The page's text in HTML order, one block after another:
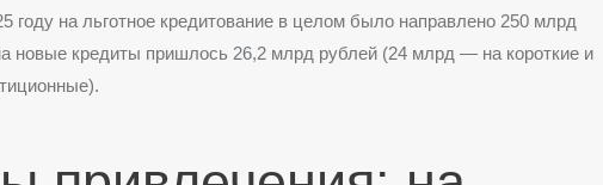
году на льготное кредитование в целом было направлено 250 млрд
новые кредиты пришлось 26,2 млрд рублей (24 млрд — на короткие и